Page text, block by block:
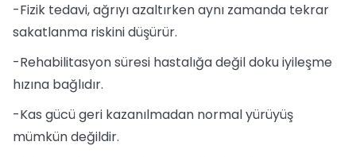
-Fizik tedavi, ağrıyı azaltırken aynı zamanda tekrar
sakatlanma riskini düşürür.
-Rehabilitasyon süresi hastalığa değil doku iyileşme
hızına bağlıdır.
-Kas gücü geri kazanılmadan normal yürüyüş
mümkün değildir.